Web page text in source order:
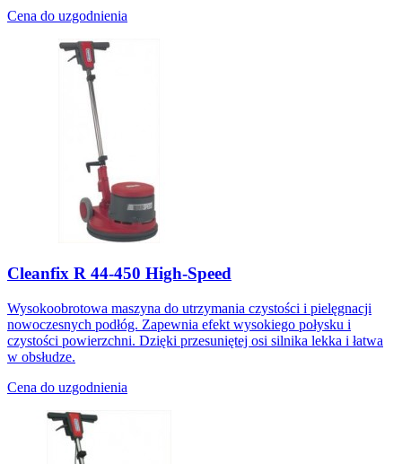
Cena do uzgodnienia
Cleanfix R 44-450 High-Speed
Wysokoobrotowa maszyna do utrzymania czystości i pielęgnacji
nowoczesnych podłóg. Zapewnia efekt wysokiego połysku i
czystości powierzchni. Dzięki przesuniętej osi silnika lekka i łatwa
w obsłudze.
Cena do uzgodnienia